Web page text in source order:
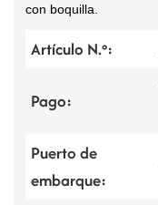
con boquilla.
Artículo N.º:
Pago:
Puerto de
embarque: